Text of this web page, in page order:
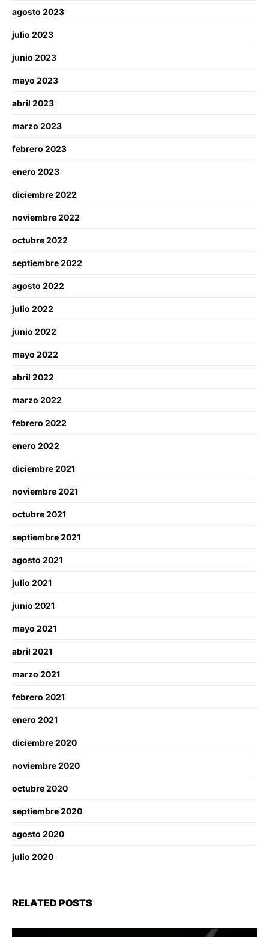
agosto 2023
julio 2023
junio 2023
mayo 2023
abril 2023
marzo 2023
febrero 2023
enero 2023
diciembre 2022
noviembre 2022
octubre 2022
septiembre 2022
agosto 2022
julio 2022
junio 2022
mayo 2022
abril 2022
marzo 2022
febrero 2022
enero 2022
diciembre 2021
noviembre 2021
octubre 2021
septiembre 2021
agosto 2021
julio 2021
junio 2021
mayo 2021
abril 2021
marzo 2021
febrero 2021
enero 2021
diciembre 2020
noviembre 2020
octubre 2020
septiembre 2020
agosto 2020
julio 2020
RELATED POSTS